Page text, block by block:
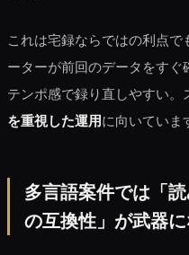
これは宅録ならではの利点
ーターが前回のデータをすぐ
テンポ感で録り直しやすい。
を重視した運用に向いていま
多言語案件では「
の互換性」が武器